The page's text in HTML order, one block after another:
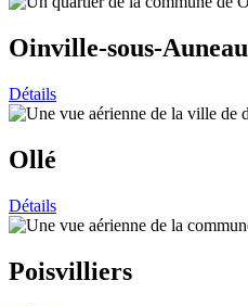
Oinville-sous-Auneau
Détails
Ollé
Détails
Poisvilliers